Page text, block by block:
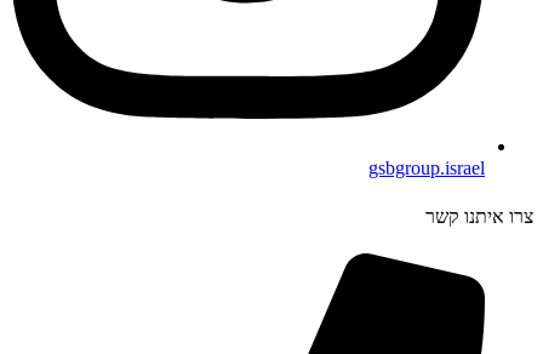
gsbgroup.israel
צרו איתנו קשר